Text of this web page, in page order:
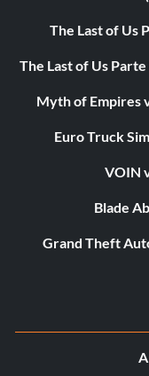
The Last of Us
The Last of Us
Myth of Empires
Euro Truck
VOIN
Blade
Grand Theft